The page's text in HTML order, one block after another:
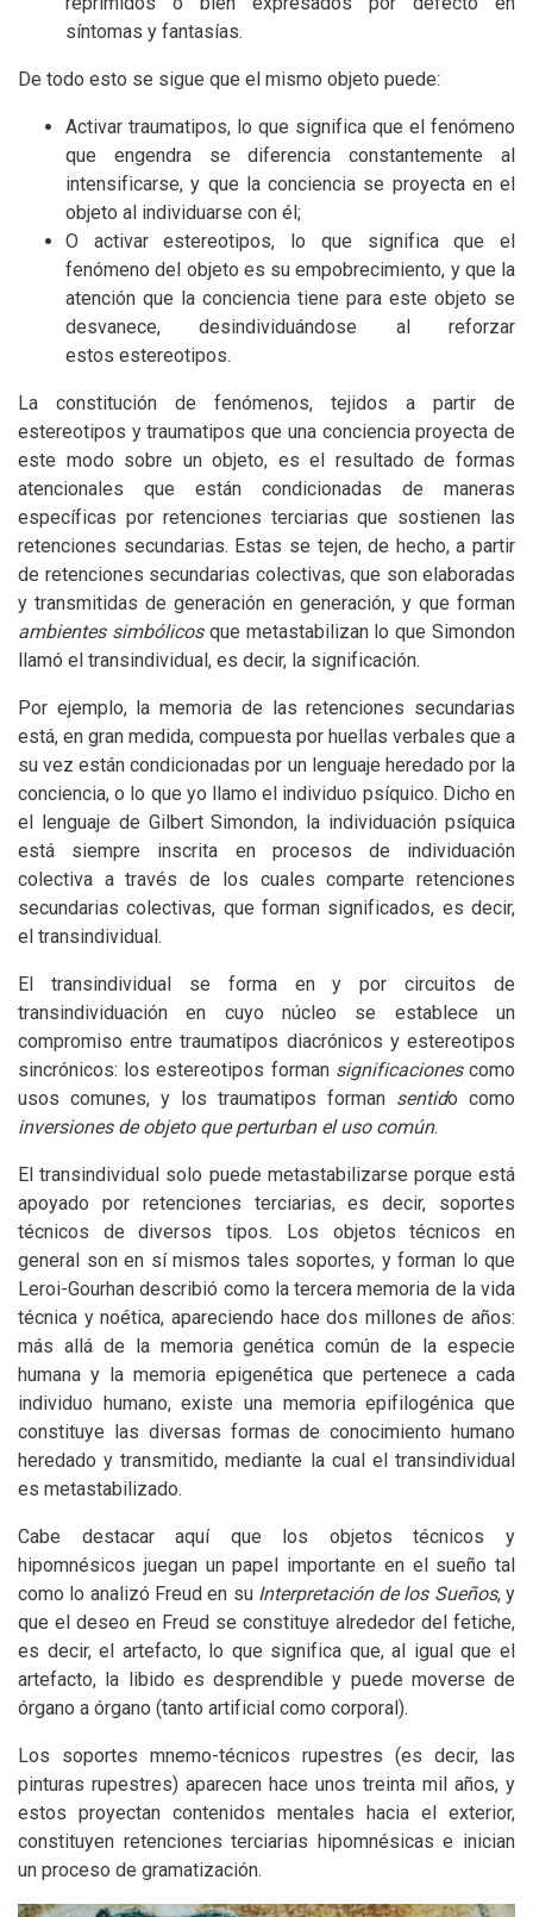
síntomas y fantasías.
De todo esto se sigue que el mismo objeto puede:
Activar traumatipos, lo que significa que el fenómeno
que engendra se diferencia constantemente al
intensificarse, y que la conciencia se proyecta en el
objeto al individuarse con él;
O activar estereotipos, lo que significa que el
fenómeno del objeto es su empobrecimiento, y que la
atención que la conciencia tiene para este objeto se
desvanece, desindividuándose al reforzar
estos estereotipos.
La constitución de fenómenos, tejidos a partir de
estereotipos y traumatipos que una conciencia proyecta de
este modo sobre un objeto, es el resultado de formas
atencionales que están condicionadas de maneras
específicas por retenciones terciarias que sostienen las
retenciones secundarias. Estas se tejen, de hecho, a partir
de retenciones secundarias colectivas, que son elaboradas
y transmitidas de generación en generación, y que forman
ambientes simbólicosque metastabilizan lo que Simondon
llamó el transindividual, es decir, la significación.
Por ejemplo, la memoria de las retenciones secundarias
está, en gran medida, compuesta por huellas verbales que a
su vez están condicionadas por un lenguaje heredado por la
conciencia, o lo que yo llamo el individuo psíquico. Dicho en
el lenguaje de Gilbert Simondon, la individuación psíquica
está siempre inscrita en procesos de individuación
colectiva a través de los cuales comparte retenciones
secundarias colectivas, que forman significados, es decir,
el transindividual.
El transindividual se forma en y por circuitos de
transindividuación en cuyo núcleo se establece un
compromiso entre traumatipos diacrónicos y estereotipos
sincrónicos: los estereotipos forman significacionescomo
usos comunes, y los traumatipos forman sentido como
inversiones de objeto que perturban el uso común.
El transindividual solo puede metastabilizarse porque está
apoyado por retenciones terciarias, es decir, soportes
técnicos de diversos tipos. Los objetos técnicos en
general son en sí mismos tales soportes, y forman lo que
Leroi-Gourhan describió como la tercera memoria de la vida
técnica y noética, apareciendo hace dos millones de años:
más allá de la memoria genética común de la especie
humana y la memoria epigenética que pertenece a cada
individuo humano, existe una memoria epifilogénica que
constituye las diversas formas de conocimiento humano
heredado y transmitido, mediante la cual el transindividual
es metastabilizado.
Cabe destacar aquí que los objetos técnicos y
hipomnésicos juegan un papel importante en el sueño tal
como lo analizó Freud en su Interpretación de los Sueños, y
que el deseo en Freud se constituye alrededor del fetiche,
es decir, el artefacto, lo que significa que, al igual que el
artefacto, la libido es desprendible y puede moverse de
órgano a órgano (tanto artificial como corporal).
Los soportes mnemo-técnicos rupestres (es decir, las
pinturas rupestres) aparecen hace unos treinta mil años, y
estos proyectan contenidos mentales hacia el exterior,
constituyen retenciones terciarias hipomnésicas e inician
un proceso de gramatización.